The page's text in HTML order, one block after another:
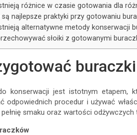
różnice w czasie gotowania dla
są najlepsze praktyki przy gotowaniu
alternatywne metody konserwacji
słoiki z gotowanymi
konserwacji jest istotnym etapem,
odpowiednich procedur i używać
smaku oraz wartości odżywczych